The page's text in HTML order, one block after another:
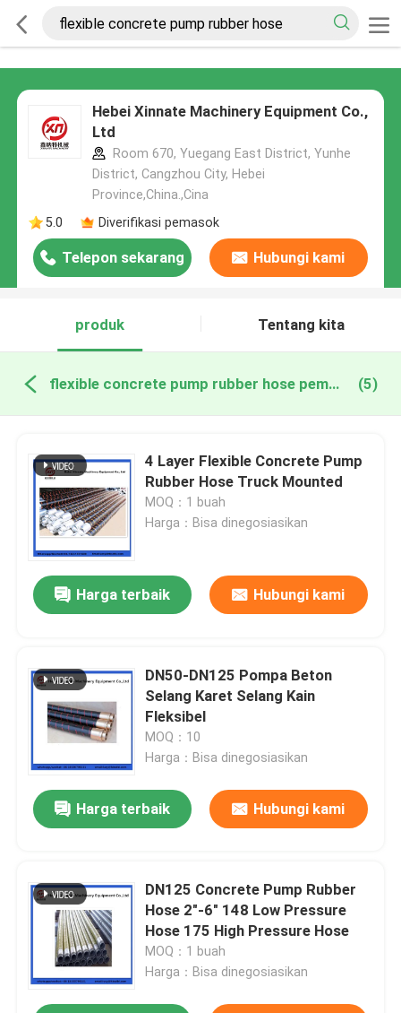
Hebei Xinnate Machinery Equipment Co.,
Ltd
Room 670, Yuegang East District, Yunhe
District, Cangzhou City, Hebei
Province,China.,Cina
5.0
Diverifikasi pemasok
Telepon sekarang Hubungi kami
produk Tentang kita
flexible concrete pump rubber hose pembuatan online (5)
4 Layer Flexible Concrete Pump
Rubber Hose Truck Mounted
MOQ：1 buah
Harga：Bisa dinegosiasikan
Harga terbaik Hubungi kami
DN50-DN125 Pompa Beton
Selang Karet Selang Kain
Fleksibel
MOQ：10
Harga：Bisa dinegosiasikan
Harga terbaik Hubungi kami
DN125 Concrete Pump Rubber
Hose 2"-6" 148 Low Pressure
Hose 175 High Pressure Hose
MOQ：1 buah
Harga：Bisa dinegosiasikan